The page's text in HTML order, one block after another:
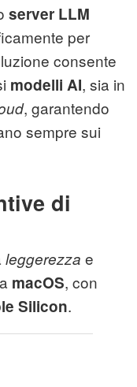
server LLM
per
consente
modelli AI, sia in
, garantendo
sempre sui
di
leggerezza e
macOS, con
Silicon.